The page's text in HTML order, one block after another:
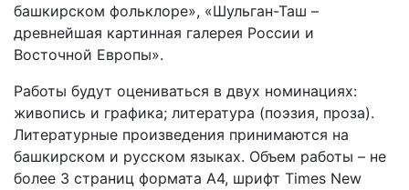
башкирском фольклоре», «Шульган-Таш –
древнейшая картинная галерея России и
Восточной Европы».
Работы будут оцениваться в двух номинациях:
живопись и графика; литература (поэзия, проза).
Литературные произведения принимаются на
башкирском и русском языках. Объем работы – не
более 3 страниц формата А4, шрифт Times New